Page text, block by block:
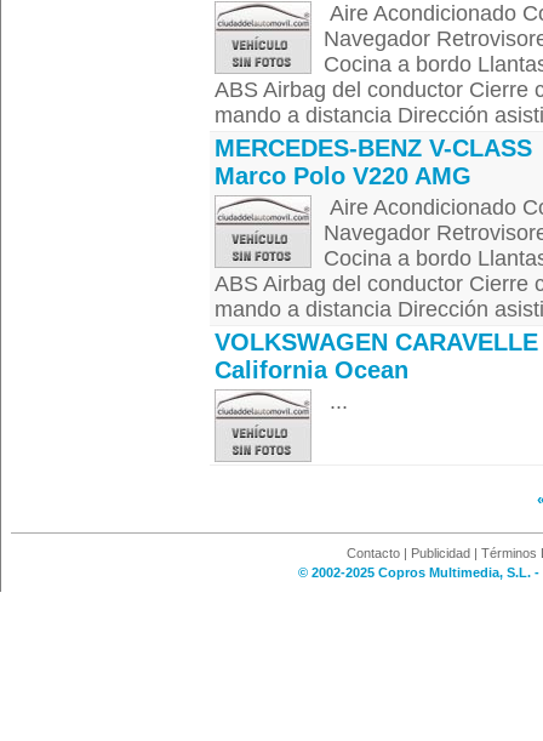
Aire Acondicionado
Navegador
Cocina a bordo
ABS Airbag del conductor Cierre
mando a distancia Dirección
MERCEDES-BENZ V-CLASS
Marco Polo V220 AMG
Aire Acondicionado
Navegador
Cocina a bordo
ABS Airbag del conductor Cierre
mando a distancia Dirección
VOLKSWAGEN
California Ocean
...
Contacto | Publicidad | Términos
© 2002-2025 Copros Multimedia, S.L.